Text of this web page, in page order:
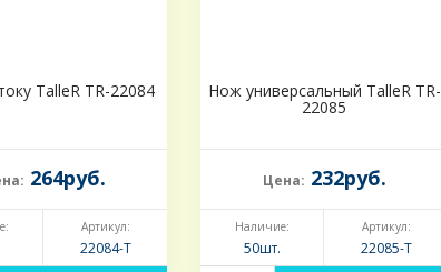
TalleR TR-22084
264руб.
Артикул:
22084-Т
Нож универсальный TalleR TR-
22085
Цена: 232руб.
Наличие:
50шт.
Артикул:
22085-Т